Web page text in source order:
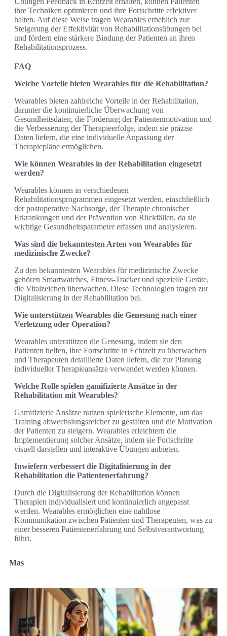
ihre Techniken optimieren und ihre Fortschritte effektiver
halten. Auf diese Weise tragen Wearables erheblich zur
Steigerung der Effektivität von Rehabilitationsübungen bei
und fördern eine stärkere Bindung der Patienten an ihren
Rehabilitationsprozess.
FAQ
Welche Vorteile bieten Wearables für die Rehabilitation?
Wearables bieten zahlreiche Vorteile in der Rehabilitation,
darunter die kontinuierliche Überwachung von
Gesundheitsdaten, die Förderung der Patientenmotivation und
die Verbesserung der Therapieerfolge, indem sie präzise
Daten liefern, die eine individuelle Anpassung der
Therapiepläne ermöglichen.
Wie können Wearables in der Rehabilitation eingesetzt
werden?
Wearables können in verschiedenen
Rehabilitationsprogrammen eingesetzt werden, einschließlich
der postoperative Nachsorge, der Therapie chronischer
Erkrankungen und der Prävention von Rückfällen, da sie
wichtige Gesundheitsparameter erfassen und analysieren.
Was sind die bekanntesten Arten von Wearables für
medizinische Zwecke?
Zu den bekanntesten Wearables für medizinische Zwecke
gehören Smartwatches, Fitness-Tracker und spezielle Geräte,
die Vitalzeichen überwachen. Diese Technologien tragen zur
Digitalisierung in der Rehabilitation bei.
Wie unterstützen Wearables die Genesung nach einer
Verletzung oder Operation?
Wearables unterstützen die Genesung, indem sie den
Patienten helfen, ihre Fortschritte in Echtzeit zu überwachen
und Therapeuten detaillierte Daten liefern, die zur Planung
individueller Therapieansätze verwendet werden können.
Welche Rolle spielen gamifizierte Ansätze in der
Rehabilitation mit Wearables?
Gamifizierte Ansätze nutzen spielerische Elemente, um das
Training abwechslungsreicher zu gestalten und die Motivation
der Patienten zu steigern. Wearables erleichtern die
Implementierung solcher Ansätze, indem sie Fortschritte
visuell darstellen und interaktive Übungen anbieten.
Inwiefern verbessert die Digitalisierung in der
Rehabilitation die Patientenerfahrung?
Durch die Digitalisierung der Rehabilitation können
Therapien individualisiert und kontinuierlich angepasst
werden. Wearables ermöglichen eine nahtlose
Kommunikation zwischen Patienten und Therapeuten, was zu
einer besseren Patientenerfahrung und Selbstverantwortung
führt.
Mas